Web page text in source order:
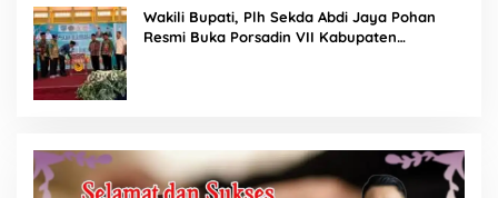
Wakili Bupati, Plh Sekda Abdi Jaya Pohan
Resmi Buka Porsadin VII Kabupaten